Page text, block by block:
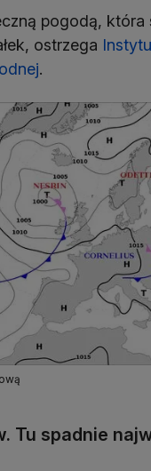
pogodą, która
ostrzega
.
Tu spadnie